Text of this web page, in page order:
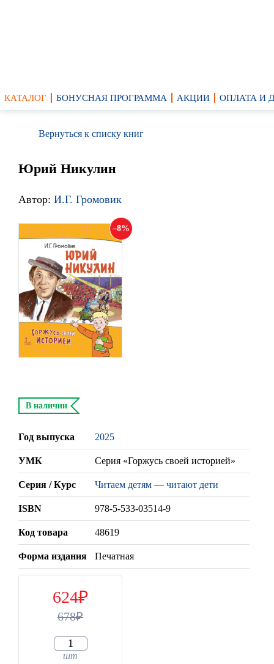
КАТАЛОГ БОНУСНАЯ ПРОГРАММА АКЦИИ ОПЛАТА И
Вернуться к списку книг
Юрий Никулин
Автор: И.Г. Громовик
8
В наличии
Год выпуска 2025
УМК Серия «Горжусь своей историей»
Серия / Курс Читаем детям — читают дети
ISBN 978-5-533-03514-9
Код товара 48619
Форма издания Печатная
624
678
шт